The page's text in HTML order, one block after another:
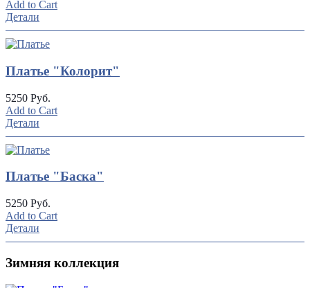
Add to Cart
Детали
Платье "Колорит"
5250 Руб.
Add to Cart
Детали
Платье "Баска"
5250 Руб.
Add to Cart
Детали
Зимняя коллекция